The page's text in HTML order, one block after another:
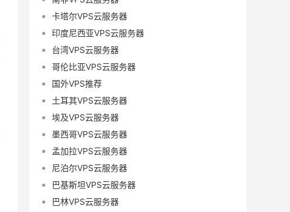
卡塔尔VPS云服务器
印度尼西亚VPS云服务器
台湾VPS云服务器
哥伦比亚VPS云服务器
国外VPS推荐
土耳其VPS云服务器
埃及VPS云服务器
墨西哥VPS云服务器
孟加拉VPS云服务器
尼泊尔VPS云服务器
巴基斯坦VPS云服务器
巴林VPS云服务器